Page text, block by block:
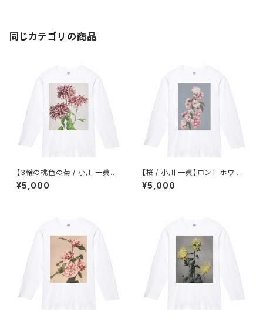
同じカテゴリの商品
【3輪の桃色の菊 / 小川 一眞】
ロンT ホワイト ユニセックス
¥5,000
【桜 / 小川 一眞】ロンT ホワイ
ト ユニセックス
¥5,000